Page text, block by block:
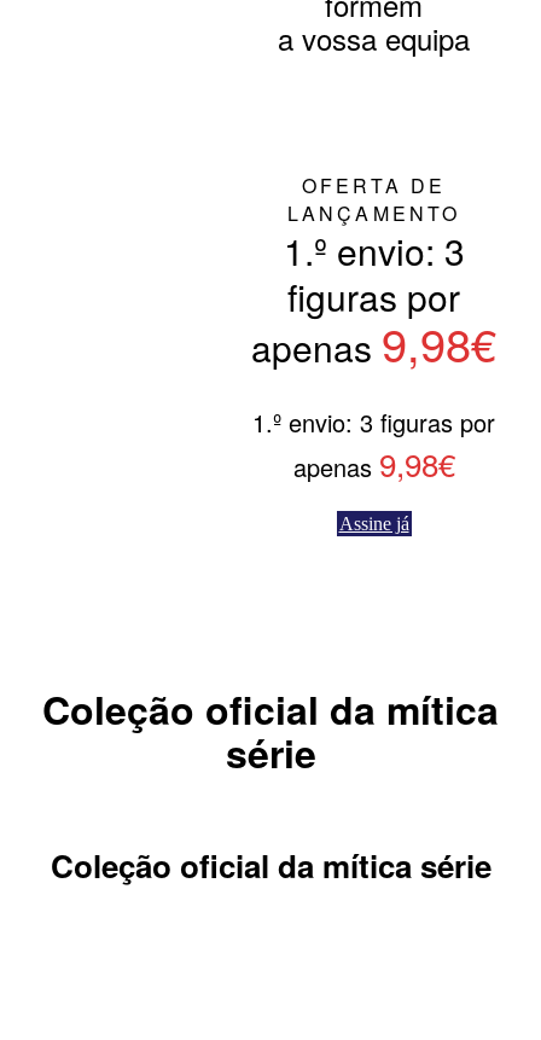
a vossa equipa
OFERTA DE
LANÇAMENTO
1.º envio: 3
figuras por
apenas 9,98€
1.º envio: 3 figuras por
apenas 9,98€
Assine já
Coleção oficial da mítica
série
Coleção oficial da mítica série